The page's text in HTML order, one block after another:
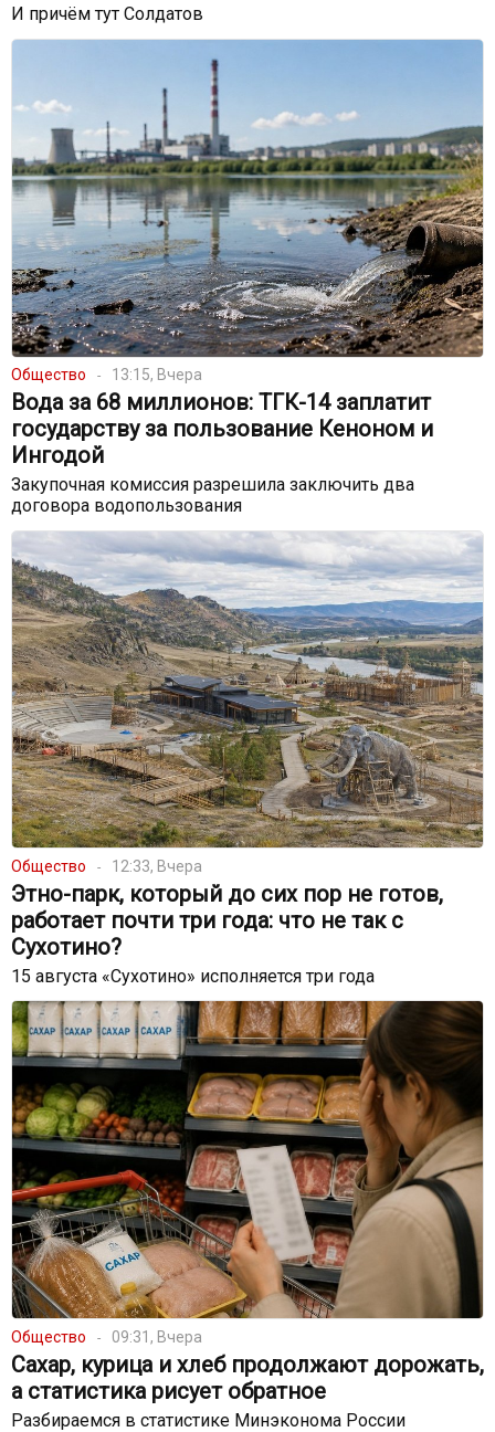
И причём тут Солдатов
Общество 13:15, Вчера
Вода за 68 миллионов: ТГК-14 заплатит
государству за пользование Кеноном и
Ингодой
Закупочная комиссия разрешила заключить два
договора водопользования
Общество 12:33, Вчера
Этно-парк, который до сих пор не готов,
работает почти три года: что не так с
Сухотино?
15 августа «Сухотино» исполняется три года
Общество 09:31, Вчера
Сахар, курица и хлеб продолжают дорожать,
а статистика рисует обратное
Разбираемся в статистике Минэконома России